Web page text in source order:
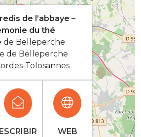
de l’abbaye –
du thé
de Belleperche
de Belleperche
Tolosannes
ESCRIBIR WEB